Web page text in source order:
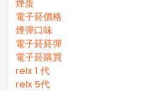
煙蛋
電子菸價格
煙彈口味
電子菸菸彈
電子菸購買
relx 1 代
relx 5代